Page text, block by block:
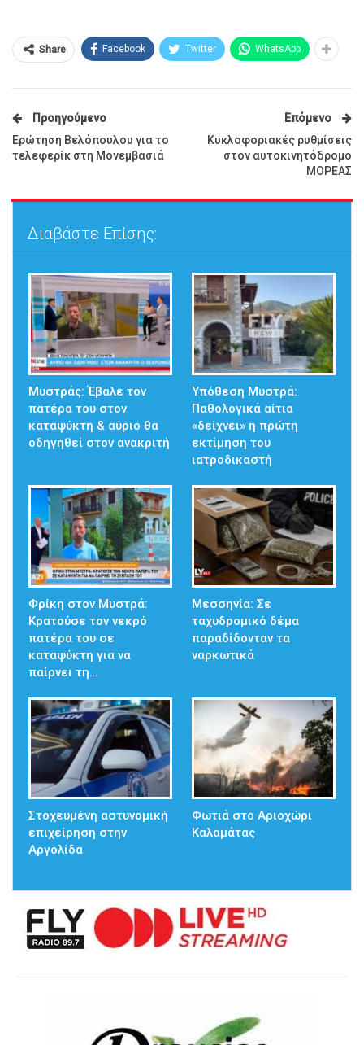
Share Facebook Twitter WhatsApp
Προηγούμενο
Ερώτηση Βελόπουλου για το
τελεφερίκ στη Μονεμβασιά
Επόμενο
Κυκλοφοριακές ρυθμίσεις
στον αυτοκινητόδρομο
ΜΟΡΕΑΣ
Διαβάστε Επίσης:
Μυστράς: Έβαλε τον
πατέρα του στον
καταψύκτη & αύριο θα
οδηγηθεί στον ανακριτή
Υπόθεση Μυστρά:
Παθολογικά αίτια
«δείχνει» η πρώτη
εκτίμηση του
ιατροδικαστή
Φρίκη στον Μυστρά:
Κρατούσε τον νεκρό
πατέρα του σε
καταψύκτη για να
παίρνει τη…
Μεσσηνία: Σε
ταχυδρομικό δέμα
παραδίδονταν τα
ναρκωτικά
Στοχευμένη αστυνομική
επιχείρηση στην
Αργολίδα
Φωτιά στο Αριοχώρι
Καλαμάτας